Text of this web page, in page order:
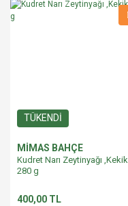
TÜKENDİ
MİMAS BAHÇE
Kudret Narı Zeytinyağı ,Kekik
280 g
400,00 TL